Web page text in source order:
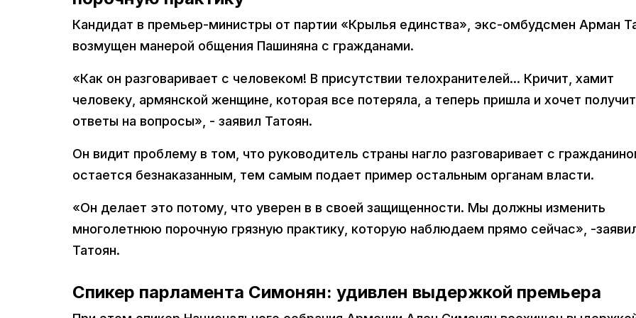
Кандидат в премьер-министры от партии «Крылья единства», экс-омбудсмен Арман
возмущен манерой общения Пашиняна с гражданами.
«Как он разговаривает с человеком! В присутствии телохранителей... Кричит, хамит
человеку, армянской женщине, которая все потеряла, а теперь пришла и хочет
ответы на вопросы», - заявил Татоян.
Он видит проблему в том, что руководитель страны нагло разговаривает с
остается безнаказанным, тем самым подает пример остальным органам власти.
«Он делает это потому, что уверен в в своей защищенности. Мы должны изменить
многолетнюю порочную грязную практику, которую наблюдаем прямо сейчас», -
Татоян.
Спикер парламента Симонян: удивлен выдержкой премьера